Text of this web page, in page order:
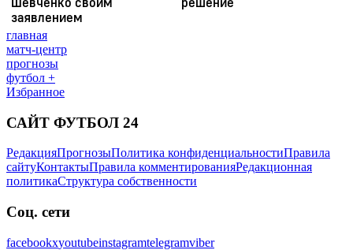
главная
матч-центр
прогнозы
футбол +
Избранное
САЙТ ФУТБОЛ 24
РедакцияПрогнозыПолитика конфиденциальностиПравила
сайтуКонтактыПравила комментированияРедакционная
политикаСтруктура собственности
Соц. сети
facebookxyoutubeinstagramtelegramviber